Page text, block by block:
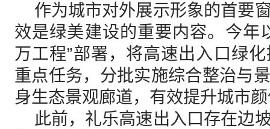
作为城市对外展示形象的首要
效是绿美建设的重要内容。今年
万工程”部署，将高速出入口绿
重点任务，分批实施综合整治与
身生态景观廊道，有效提升城市
此前，礼乐高速出入口存在边